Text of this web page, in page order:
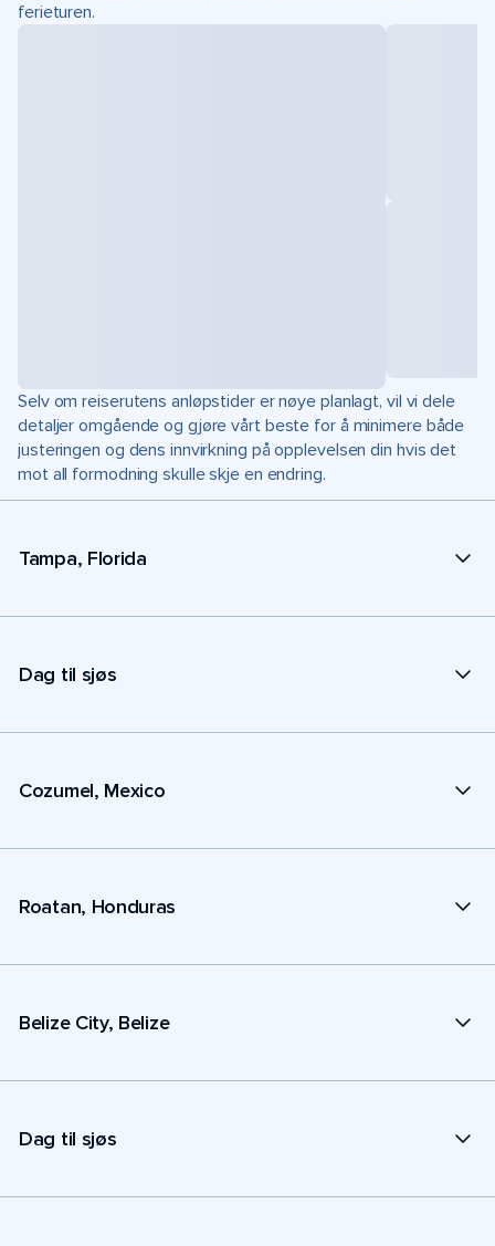
ferieturen.
Selv om reiserutens anløpstider er nøye planlagt, vil vi dele
detaljer omgående og gjøre vårt beste for å minimere både
justeringen og dens innvirkning på opplevelsen din hvis det
mot all formodning skulle skje en endring.
Tampa, Florida
Dag til sjøs
Cozumel, Mexico
Roatan, Honduras
Belize City, Belize
Dag til sjøs